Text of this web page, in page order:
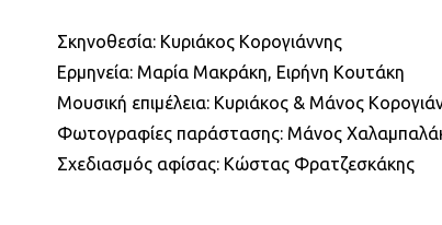
Σκηνοθεσία: Κυριάκος Κορογιάννης
Ερμηνεία: Μαρία Μακράκη, Ειρήνη Κουτάκη
Μουσική επιμέλεια: Κυριάκος & Μάνος
Φωτογραφίες παράστασης: Μάνος
Σχεδιασμός αφίσας: Κώστας Φρατζεσκάκης